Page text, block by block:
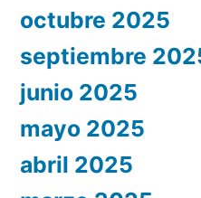
octubre 2025
septiembre
junio 2025
mayo 2025
abril 2025